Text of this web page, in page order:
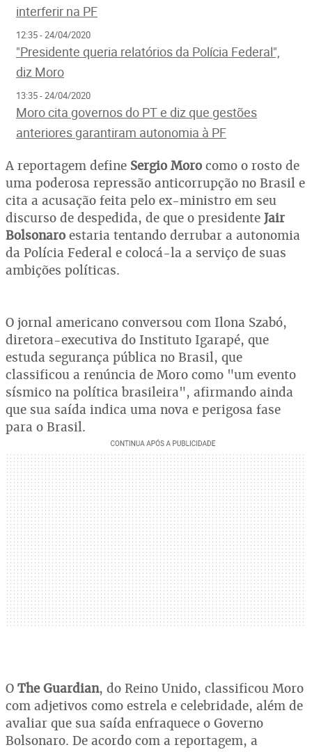
interferir na PF
12:35 - 24/04/2020
"Presidente queria relatórios da Polícia Federal",
diz Moro
13:35 - 24/04/2020
Moro cita governos do PT e diz que gestões
anteriores garantiram autonomia à PF
A reportagem define Sergio Moro como o rosto de
uma poderosa repressão anticorrupção no Brasil e
cita a acusação feita pelo ex-ministro em seu
discurso de despedida, de que o presidente Jair
Bolsonaro estaria tentando derrubar a autonomia
da Polícia Federal e colocá-la a serviço de suas
ambições políticas.
O jornal americano conversou com Ilona Szabó,
diretora-executiva do Instituto Igarapé, que
estuda segurança pública no Brasil, que
classificou a renúncia de Moro como "um evento
sísmico na política brasileira", afirmando ainda
que sua saída indica uma nova e perigosa fase
para o Brasil.
O The Guardian, do Reino Unido, classificou Moro
com adjetivos como estrela e celebridade, além de
avaliar que sua saída enfraquece o Governo
Bolsonaro. De acordo com a reportagem, a